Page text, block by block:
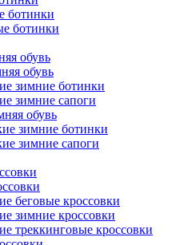
ботинки
ботинки
обувь
обувь
зимние ботинки
зимние сапоги
обувь
зимние ботинки
зимние сапоги
беговые кроссовки
зимние кроссовки
треккинговые кроссовки